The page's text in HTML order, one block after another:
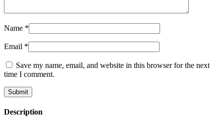
Name *
Email *
Save my name, email, and website in this browser for the next
time I comment.
Description